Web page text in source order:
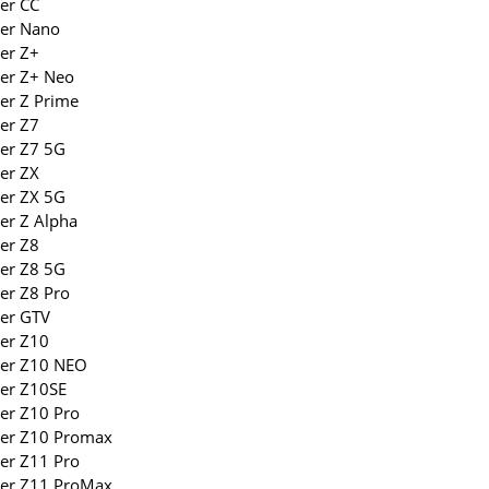
CC
Nano
Z+
Z+ Neo
Z Prime
Z7
Z7 5G
ZX
ZX 5G
Z Alpha
Z8
Z8 5G
Z8 Pro
GTV
Z10
Z10 NEO
Z10SE
Z10 Pro
Z10 Promax
Z11 Pro